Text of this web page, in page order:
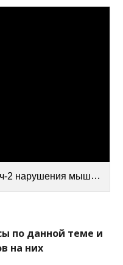
нарушения мышления
по данной теме и
на них